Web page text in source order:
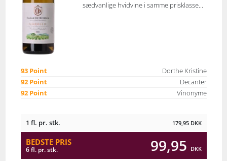
sædvanlige hvidvine i samme prisklasse...
93 Point
Dorthe Kristine
92 Point
Decanter
92 Point
Vinonyme
1 fl. pr. stk. 179,95 DKK
BEDSTE PRIS
6 fl. pr. stk. 99,95 DKK